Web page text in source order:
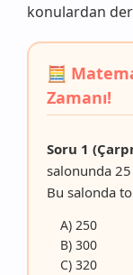
konulardan
🧮
Zamanı!
Soru 1
salonunda 25
Bu salonda
A) 250
B) 300
C) 320